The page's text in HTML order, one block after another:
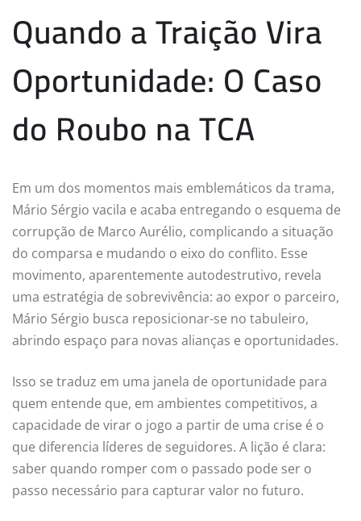
Quando a Traição Vira
Oportunidade: O Caso
do Roubo na TCA
Em um dos momentos mais emblemáticos da trama,
Mário Sérgio vacila e acaba entregando o esquema de
corrupção de Marco Aurélio, complicando a situação
do comparsa e mudando o eixo do conflito. Esse
movimento, aparentemente autodestrutivo, revela
uma estratégia de sobrevivência: ao expor o parceiro,
Mário Sérgio busca reposicionar-se no tabuleiro,
abrindo espaço para novas alianças e oportunidades.
Isso se traduz em uma janela de oportunidade para
quem entende que, em ambientes competitivos, a
capacidade de virar o jogo a partir de uma crise é o
que diferencia líderes de seguidores. A lição é clara:
saber quando romper com o passado pode ser o
passo necessário para capturar valor no futuro.